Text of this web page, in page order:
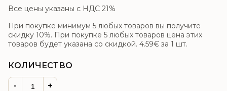
Все цены указаны с НДС 21%
При покупке минимум 5 любых товаров вы получите
скидку 10%. При покупке 5 любых товаров цена этих
товаров будет указана со скидкой. 4.59€ за 1 шт.
КОЛИЧЕСТВО
- +